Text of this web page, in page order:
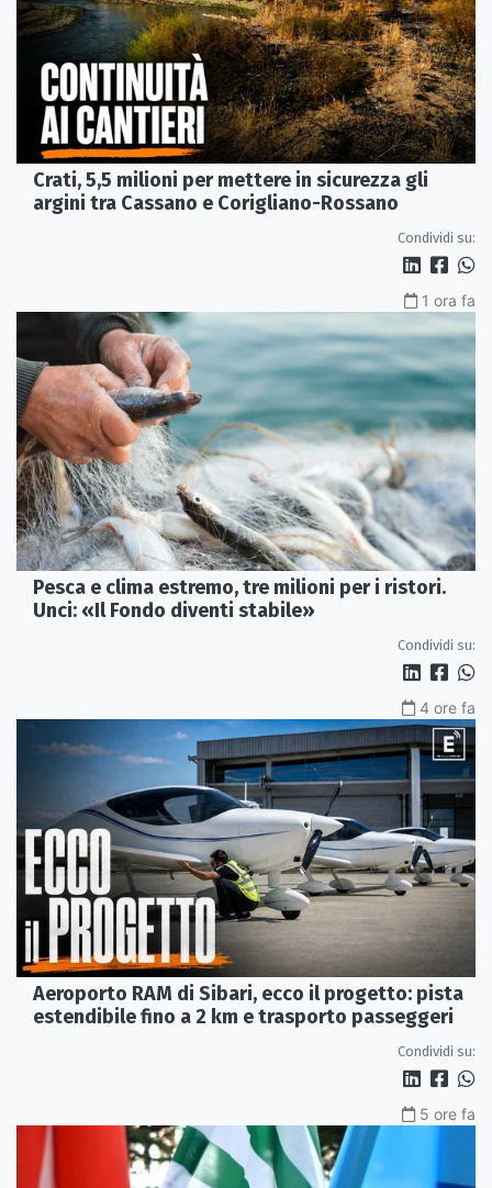
Crati, 5,5 milioni per mettere in sicurezza gli
argini tra Cassano e Corigliano-Rossano
Condividi su:
1 ora fa
Pesca e clima estremo, tre milioni per i ristori.
Unci: «Il Fondo diventi stabile»
Condividi su:
4 ore fa
Aeroporto RAM di Sibari, ecco il progetto: pista
estendibile fino a 2 km e trasporto passeggeri
Condividi su:
5 ore fa